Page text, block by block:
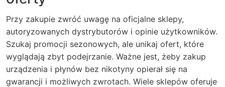
Przy zakupie zwróć uwagę na oficjalne sklepy,
autoryzowanych dystrybutorów i opinie użytkowników.
Szukaj promocji sezonowych, ale unikaj ofert, które
wyglądają zbyt podejrzanie. Ważne jest, żeby zakup
urządzenia i płynów bez nikotyny opierał się na
gwarancji i możliwych zwrotach. Wiele sklepów oferuje